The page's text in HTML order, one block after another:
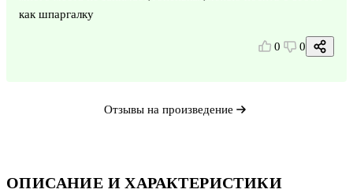
ОПИСАНИЕ И ХАРАКТЕРИСТИКИ
как шпаргалку
0 0
Отзывы на произведение